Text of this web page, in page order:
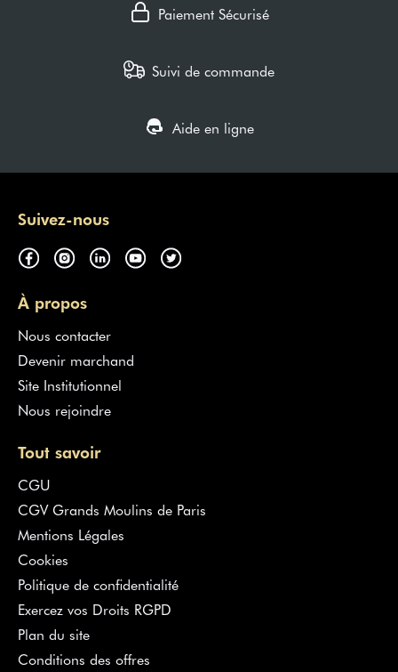
Paiement Sécurisé
Suivi de commande
Aide en ligne
Suivez-nous
À propos
Nous contacter
Devenir marchand
Site Institutionnel
Nous rejoindre
Tout savoir
CGU
CGV Grands Moulins de Paris
Mentions Légales
Cookies
Politique de confidentialité
Exercez vos Droits RGPD
Plan du site
Conditions des offres